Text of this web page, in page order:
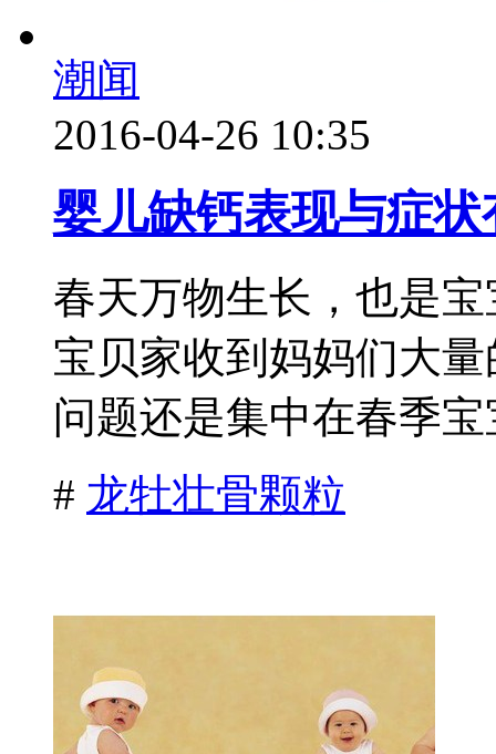
潮闻
2016-04-26 10:35
婴儿缺钙表现与症状
春天万物生长，也是
宝贝家收到妈妈们大
问题还是集中在春季宝
# 龙牡壮骨颗粒